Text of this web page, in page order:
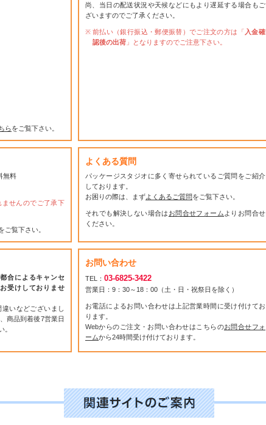
らをご覧下さい。
尚、当日の配送状況や天候などにもより遅延する場合もご
ざいますのでご了承ください。
前払い（銀行振込・郵便振替）でご注文の方は「 入金確
認後の出荷 」となりますのでご注意下さい。
無料
せんのでご了承下
ご覧下さい。
よくある質問
パッケージスタジオに多く寄せられているご質問をご紹介
しております。
お困りの際は、まずよくあるご質問をご覧下さい。
それでも解決しない場合は お問合せフォーム よりお問合せ
ください。
合によるキャンセ
受けしておりませ
いなどございまし
商品到着後7営業日
。
お問い合わせ
TEL： 03-6825-3422
営業日：9：30～18：00（土・日・祝祭日を除く）
お電話によるお問い合わせは上記営業時間に受け付けてお
ります。
Webからのご注文・お問い合わせはこちらのお問合せフォ
ームから24時間受け付けております。